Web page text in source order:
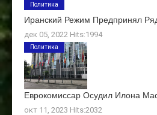
Иранский Режим Предпринял
дек 05, 2022 Hits:1994
Политика
Еврокомиссар Осудил Илона
окт 11, 2023 Hits:2032
Политика